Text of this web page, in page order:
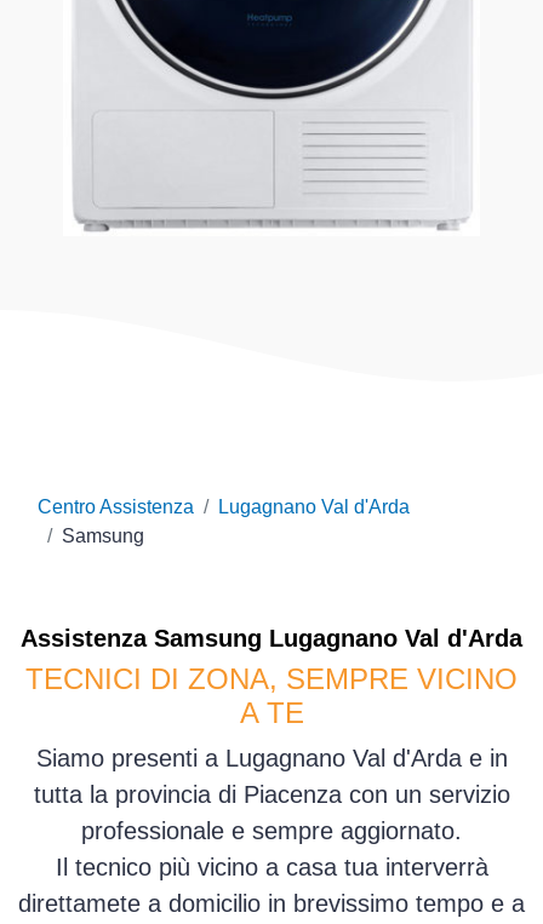
Centro Assistenza
Lugagnano Val d'Arda
Samsung
Assistenza Samsung Lugagnano Val d'Arda
TECNICI DI ZONA, SEMPRE VICINO
A TE
Siamo presenti a Lugagnano Val d'Arda e in
tutta la provincia di Piacenza con un servizio
professionale e sempre aggiornato.
Il tecnico più vicino a casa tua interverrà
direttamete a domicilio in brevissimo tempo e a